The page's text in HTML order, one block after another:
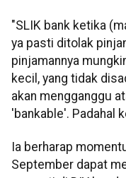
"SLIK bank ketika
ya pasti ditolak
pinjamannya
kecil, yang tidak
akan mengganggu
'bankable'. Padahal
Ia berharap
September dapat